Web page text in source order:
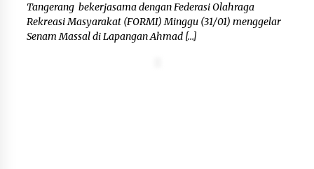
Tangerang bekerjasama dengan Federasi Olahraga
Rekreasi Masyarakat (FORMI) Minggu (31/01) menggelar
Senam Massal di Lapangan Ahmad […]